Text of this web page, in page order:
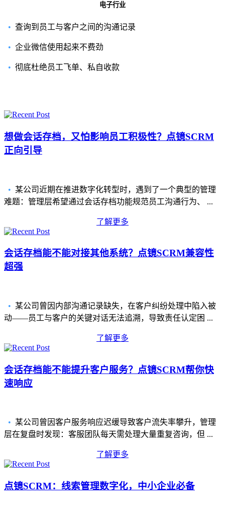
电子行业
• 查询到员工与客户之间的沟通记录
• 企业微信使用起来不费劲
• 彻底杜绝员工飞单、私自收款
想做会话存档，又怕影响员工积极性？点镜SCRM
正向引导
• 某公司近期在推进数字化转型时，遇到了一个典型的管理
难题：管理层希望通过会话存档功能规范员工沟通行为、 ...
了解更多
会话存档能不能对接其他系统？点镜SCRM兼容性
超强
• 某公司曾因内部沟通记录缺失，在客户纠纷处理中陷入被
动——员工与客户的关键对话无法追溯，导致责任认定困 ...
了解更多
会话存档能不能提升客户服务？点镜SCRM帮你快
速响应
• 某公司曾因客户服务响应迟缓导致客户流失率攀升，管理
层在复盘时发现：客服团队每天需处理大量重复咨询，但 ...
了解更多
点镜SCRM：线索管理数字化，中小企业必备